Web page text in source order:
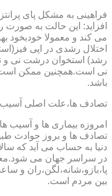
فراهینی به مشکل پای
افزاید: این حالت به صورت
می کند و معمولا خودبخود
اختلال رشدی در اپی
رشد) استخوان درشت نی و
نی است.همچنین ممکن است
باشد.
تصادف ها،علت اصلی آسیب
امروزه بیماری ها و آسیب
تصادف ها و بروز حوادث
دنیا به حساب می آید که
در سراسر جهان می
پا،بازو،شانه،لگن،ران و
بین مردم است.